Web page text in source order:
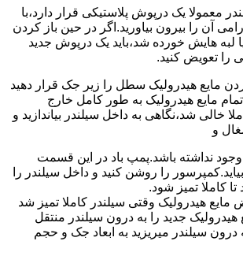
معمولا یک درپوش پلاستیکی قرار دارد،با
آن را بیرون بیاورید.اگر در حین باز کردن
لبه هایش خورده شد،باید یک درپوش جدید
را تعویض کنید.
مایع هیدرولیک سطل را زیر جک قرار دهید
تمام مایع هیدرولیک به طور کامل خارج
خالی شد،نگاهی به داخل سیلندر بیاندازید و
و
نداشته باشد.پمپ باد در این قسمت
را روشن کنید و داخل سیلندر را
تا کاملا تمیز شود.
هیدرولیک وقتی سیلندر کاملا تمیز شد
هیدرولیک جدید را به درون سیلندر منتقل
درون سیلندر میریزید به ابعاد جک و حجم